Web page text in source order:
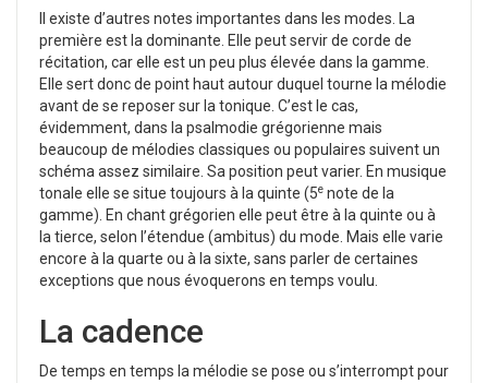
Il existe d’autres notes importantes dans les modes. La
première est la dominante. Elle peut servir de corde de
récitation, car elle est un peu plus élevée dans la gamme.
Elle sert donc de point haut autour duquel tourne la mélodie
avant de se reposer sur la tonique. C’est le cas,
évidemment, dans la psalmodie grégorienne mais
beaucoup de mélodies classiques ou populaires suivent un
schéma assez similaire. Sa position peut varier. En musique
tonale elle se situe toujours à la quinte (5e note de la
gamme). En chant grégorien elle peut être à la quinte ou à
la tierce, selon l’étendue (ambitus) du mode. Mais elle varie
encore à la quarte ou à la sixte, sans parler de certaines
exceptions que nous évoquerons en temps voulu.
La cadence
De temps en temps la mélodie se pose ou s’interrompt pour